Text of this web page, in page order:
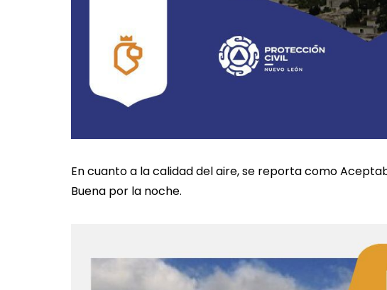
En cuanto a la calidad del aire, se reporta como
Buena por la noche.